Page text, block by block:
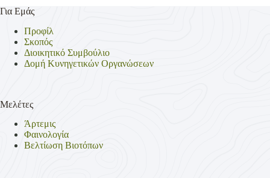
Για Εμάς
Προφίλ
Σκοπός
Διοικητικό Συμβούλιο
Δομή Κυνηγετικών Οργανώσεων
Μελέτες
Άρτεμις
Φαινολογία
Βελτίωση Βιοτόπων